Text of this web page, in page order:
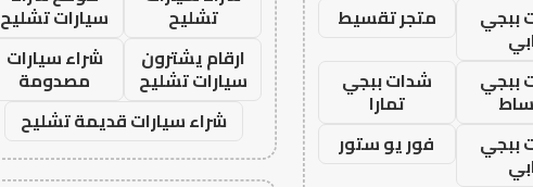
ببجي
متجر تقسيط
ببجي
شدات ببجي
تمارا
ببجي
فور يو ستور
تشليح
سيارات تشليح
ارقام يشترون
سيارات تشليح
شراء سيارات
مصدومة
شراء سيارات قديمة تشليح